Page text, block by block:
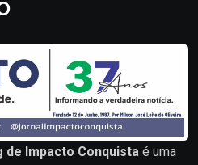
de Impacto Conquista é uma